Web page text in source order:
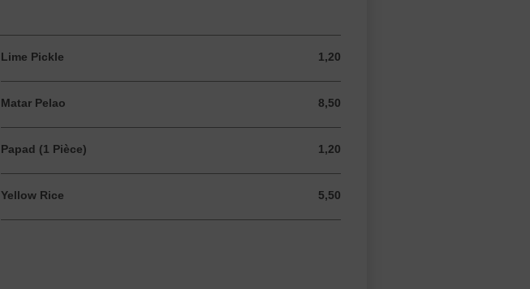
Lime Pickle 1,20
1,20 EUR
Matar Pelao 8,50
8,50 EUR
Papad (1 Pièce) 1,20
1,20 EUR
Yellow Rice 5,50
5,50 EUR